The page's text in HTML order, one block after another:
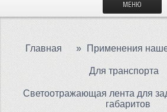
МЕНЮ
МАТЕРИАЛЫ
СВЕТООТРАЖАЮЩАЯ
ТЕРМОХРОМНАЯ
Главная » Применения
Для транспорта
Светоотражающая лента для
габаритов